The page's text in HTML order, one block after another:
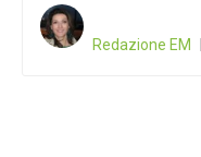
Redazione EM